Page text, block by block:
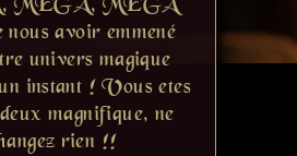
MEGA, MEGA
nous avoir emmené
univers magique
instant ! Vous etes
magnifique, ne
rien !!